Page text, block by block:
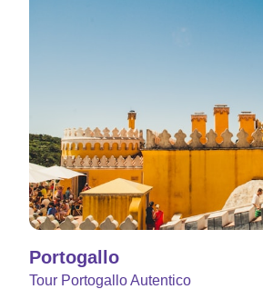
Portogallo
Tour Portogallo Autentico